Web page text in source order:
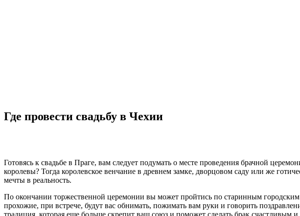
Где провести свадьбу в Чехии
Готовясь к свадьбе в Праге, вам следует подумать о месте проведения брачной
королевы? Тогда королевское венчание в древнем замке, дворцовом саду или же
мечты в реальность.
По окончании торжественной церемонии вы может пройтись по старинным городским
прохожие, при встрече, будут вас обнимать, пожимать вам руки и говорить
традиция, которая еще больше скрепит ваш союз и поможет сделать брак